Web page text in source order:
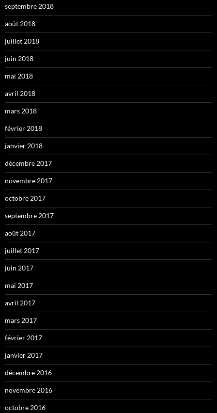
septembre 2018
août 2018
juillet 2018
juin 2018
mai 2018
avril 2018
mars 2018
février 2018
janvier 2018
décembre 2017
novembre 2017
octobre 2017
septembre 2017
août 2017
juillet 2017
juin 2017
mai 2017
avril 2017
mars 2017
février 2017
janvier 2017
décembre 2016
novembre 2016
octobre 2016